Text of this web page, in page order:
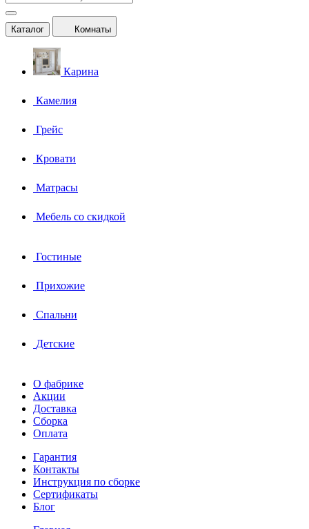
Каталог Комнаты
Карина
Камелия
Грейс
Кровати
Матрасы
Мебель со скидкой
Гостиные
Прихожие
Спальни
Детские
О фабрике
Акции
Доставка
Сборка
Оплата
Гарантия
Контакты
Инструкция по сборке
Сертификаты
Блог